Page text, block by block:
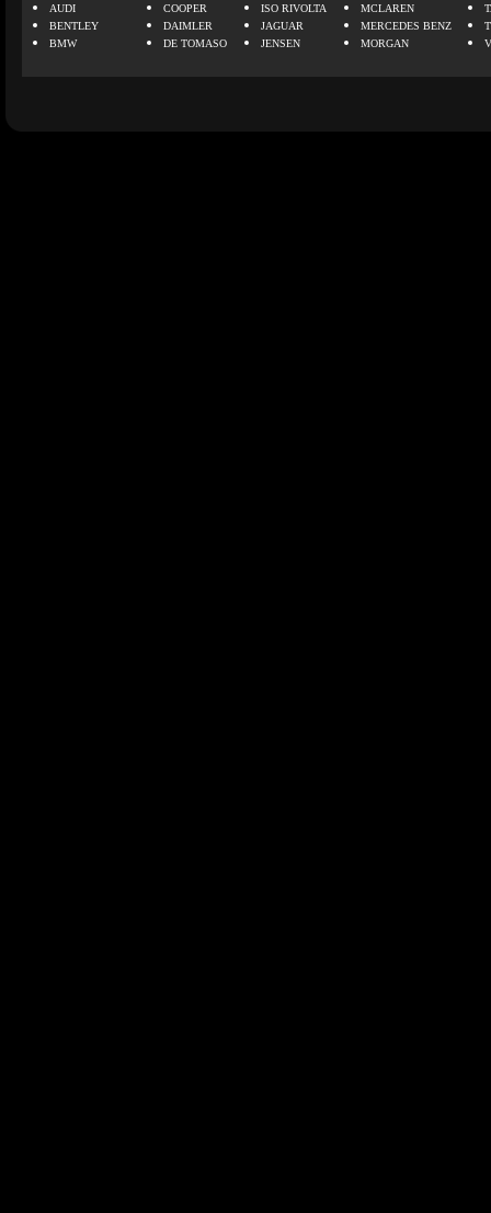
AUDI
BENTLEY
BMW
COOPER
DAIMLER
DE TOMASO
ISO RIVOLTA
JAGUAR
JENSEN
MCLAREN
MERCEDES BENZ
MORGAN